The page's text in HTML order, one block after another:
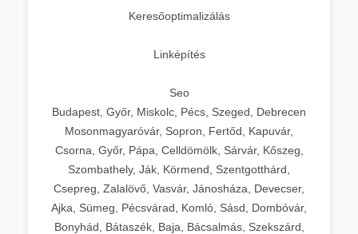
Keresőoptimalizálás
Linképítés
Seo
Budapest, Győr, Miskolc, Pécs, Szeged, Debrecen
Mosonmagyaróvár, Sopron, Fertőd, Kapuvár,
Csorna, Győr, Pápa, Celldömölk, Sárvár, Kőszeg,
Szombathely, Ják, Körmend, Szentgotthárd,
Csepreg, Zalalövő, Vasvár, Jánosháza, Devecser,
Ajka, Sümeg, Pécsvárad, Komló, Sásd, Dombóvár,
Bonyhád, Bátaszék, Baja, Bácsalmás, Szekszárd,